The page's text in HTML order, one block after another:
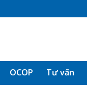
OCOP Tư vấn